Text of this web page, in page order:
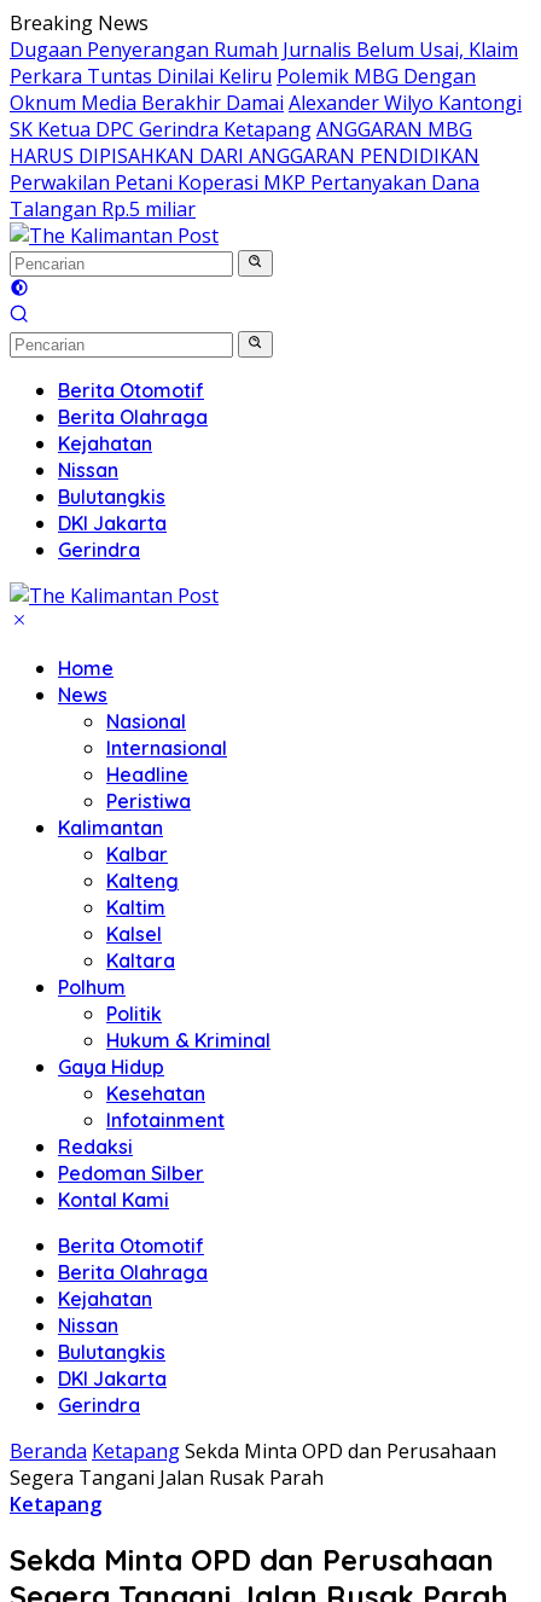
Langsung
ke
konten
Breaking News
Dugaan Penyerangan Rumah Jurnalis Belum Usai, Klaim
Perkara Tuntas Dinilai Keliru Polemik MBG Dengan
Oknum Media Berakhir Damai Alexander Wilyo Kantongi
SK Ketua DPC Gerindra KetapangANGGARAN MBG
HARUS DIPISAHKAN DARI ANGGARAN PENDIDIKAN
Perwakilan Petani Koperasi MKP Pertanyakan Dana
Talangan Rp.5 miliar
Berita Otomotif
Berita Olahraga
Kejahatan
Nissan
Bulutangkis
DKI Jakarta
Gerindra
Home
News
Nasional
Internasional
Headline
Peristiwa
Kalimantan
Kalbar
Kalteng
Kaltim
Kalsel
Kaltara
Polhum
Politik
Hukum & Kriminal
Gaya Hidup
Kesehatan
Infotainment
Redaksi
Pedoman Silber
Kontal Kami
Berita Otomotif
Berita Olahraga
Kejahatan
Nissan
Bulutangkis
DKI Jakarta
Gerindra
Beranda KetapangSekda Minta OPD dan Perusahaan
Segera Tangani Jalan Rusak Parah
Ketapang
Sekda Minta OPD dan Perusahaan